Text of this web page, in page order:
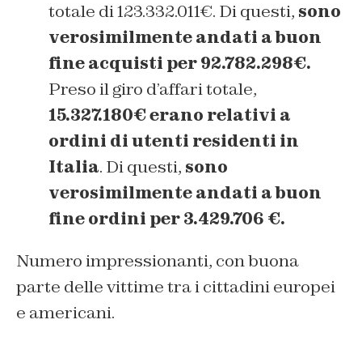
totale di 123.332.011€. Di questi, sono
verosimilmente andati a buon
fine acquisti per 92.782.298€.
Preso il giro d’affari totale,
15.327.180€ erano relativi a
ordini di utenti residenti in
Italia. Di questi, sono
verosimilmente andati a buon
fine ordini per 3.429.706 €.
Numero impressionanti, con buona
parte delle vittime tra i cittadini europei
e americani.